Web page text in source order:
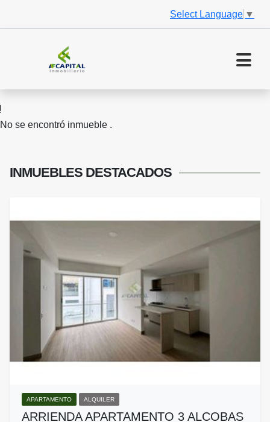
Select Language ▼
No se encontró inmueble .
INMUEBLES DESTACADOS
APARTAMENTO ALQUILER
ARRIENDA APARTAMENTO 3 ALCOBAS